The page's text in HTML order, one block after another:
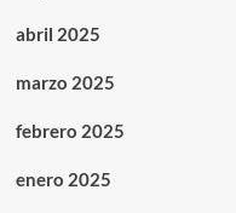
abril 2025
marzo 2025
febrero 2025
enero 2025